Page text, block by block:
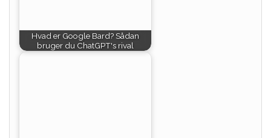
Hvad er Google Bard? Sådan
bruger du ChatGPT's rival